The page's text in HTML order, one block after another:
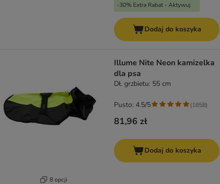
-30% Extra Rabat - Aktywuj
Dodaj do koszyka
8 opcji
Illume Nite Neon kamizelka
dla psa
Dł. grzbietu: 55 cm
81,96 zł
Pusto: 4.5/5 (1858)
Dodaj do koszyka